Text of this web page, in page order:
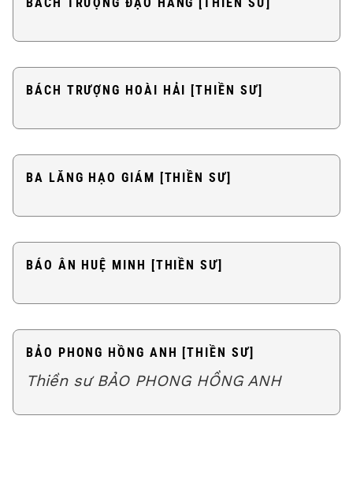
BÁCH TRƯỢNG HOÀI HẢI [THIỀN SƯ]
BA LĂNG HẠO GIÁM [THIỀN SƯ]
BÁO ÂN HUỆ MINH [THIỀN SƯ]
BẢO PHONG HỒNG ANH [THIỀN SƯ]
Thiền sư BẢO PHONG HỒNG ANH